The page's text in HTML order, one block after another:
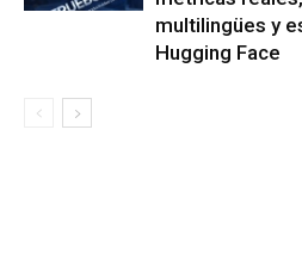
multilingües y
Hugging Face